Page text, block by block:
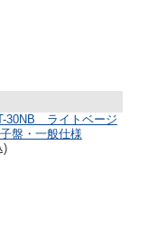
30NB ライトベージ
盤・一般仕様
)